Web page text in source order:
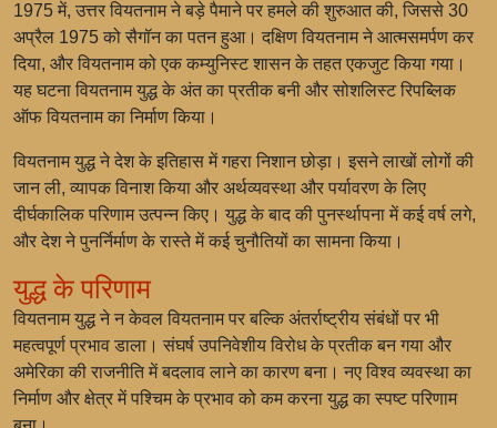
1975 में, उत्तर वियतनाम ने बड़े पैमाने पर हमले की शुरुआत की, जिससे 30
अप्रैल 1975 को सैगॉन का पतन हुआ। दक्षिण वियतनाम ने आत्मसमर्पण कर
दिया, और वियतनाम को एक कम्युनिस्ट शासन के तहत एकजुट किया गया।
यह घटना वियतनाम युद्ध के अंत का प्रतीक बनी और सोशलिस्ट रिपब्लिक
ऑफ वियतनाम का निर्माण किया।
वियतनाम युद्ध ने देश के इतिहास में गहरा निशान छोड़ा। इसने लाखों लोगों की
जान ली, व्यापक विनाश किया और अर्थव्यवस्था और पर्यावरण के लिए
दीर्घकालिक परिणाम उत्पन्न किए। युद्ध के बाद की पुनर्स्थापना में कई वर्ष लगे,
और देश ने पुनर्निर्माण के रास्ते में कई चुनौतियों का सामना किया।
युद्ध के परिणाम
वियतनाम युद्ध ने न केवल वियतनाम पर बल्कि अंतर्राष्ट्रीय संबंधों पर भी
महत्वपूर्ण प्रभाव डाला। संघर्ष उपनिवेशीय विरोध के प्रतीक बन गया और
अमेरिका की राजनीति में बदलाव लाने का कारण बना। नए विश्व व्यवस्था का
निर्माण और क्षेत्र में पश्चिम के प्रभाव को कम करना युद्ध का स्पष्ट परिणाम